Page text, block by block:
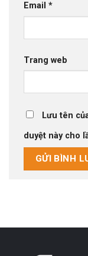
Email *
Trang web
Lưu tên
duyệt này cho